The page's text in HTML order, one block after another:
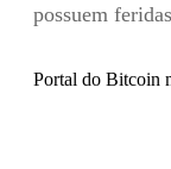
possuem
Portal do Bitcoin